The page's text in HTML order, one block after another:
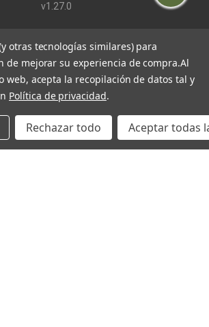
v1.27.0
otras tecnologías similares) para
de mejorar su experiencia de compra.Al
web, acepta la recopilación de datos tal y
Política de privacidad.
Rechazar todo Aceptar todas